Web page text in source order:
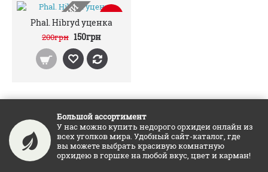
НЕТ В НАЛИЧИИ
Phal. Hibryd уценка
200грн 150грн
Большой ассортимент
У нас можно купить недорого орхидеи онлайн из
всех уголков мира. Удобный сайт-каталог, где
вы можете выбрать красивую комнатную
орхидею в горшке на любой вкус, цвет и карман!